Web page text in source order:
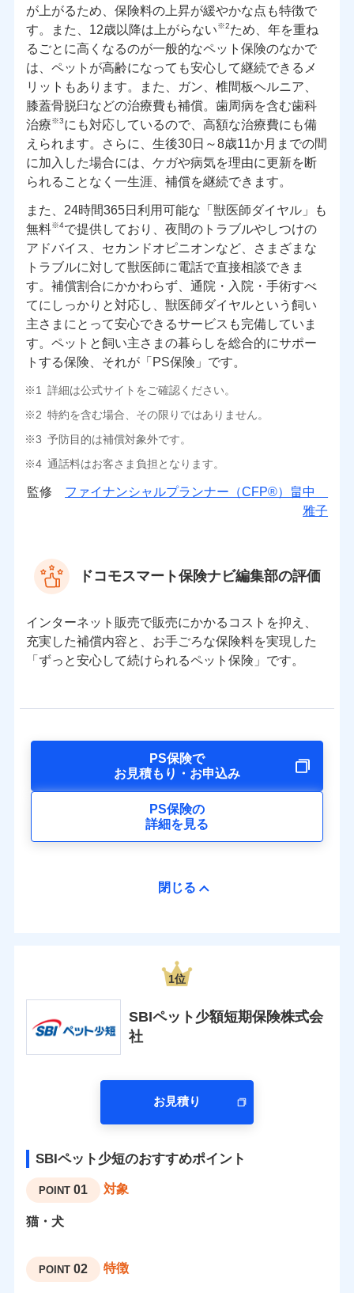
が上がるため、保険料の上昇が緩やかな点も特徴で
す。また、12歳以降は上がらない※2ため、年を重ね
るごとに高くなるのが一般的なペット保険のなかで
は、ペットが高齢になっても安心して継続できるメ
リットもあります。また、ガン、椎間板ヘルニア、
膝蓋骨脱臼などの治療費も補償。歯周病を含む歯科
治療※3にも対応しているので、高額な治療費にも備
えられます。さらに、生後30日～8歳11か月までの間
に加入した場合には、ケガや病気を理由に更新を断
られることなく一生涯、補償を継続できます。
また、24時間365日利用可能な「獣医師ダイヤル」も
無料※4で提供しており、夜間のトラブルやしつけの
アドバイス、セカンドオピニオンなど、さまざまな
トラブルに対して獣医師に電話で直接相談できま
す。補償割合にかかわらず、通院・入院・手術すべ
てにしっかりと対応し、獣医師ダイヤルという飼い
主さまにとって安心できるサービスも完備していま
す。ペットと飼い主さまの暮らしを総合的にサポー
トする保険、それが「PS保険」です。
詳細は公式サイトをご確認ください。
特約を含む場合、その限りではありません。
予防目的は補償対象外です。
通話料はお客さま負担となります。
監修 ファイナンシャルプランナー（CFP®）畠中
雅子
ドコモスマート保険ナビ編集部の評価
インターネット販売で販売にかかるコストを抑え、
充実した補償内容と、お手ごろな保険料を実現した
「ずっと安心して続けられるペット保険」です。
閉じる
PS保険で
お見積もり・お申込み
PS保険の
詳細を見る
1位
SBIペット少額短期保険株式会
社
お見積り
SBIペット少短のおすすめポイント
POINT 01 対象
猫・犬
POINT 02 特徴